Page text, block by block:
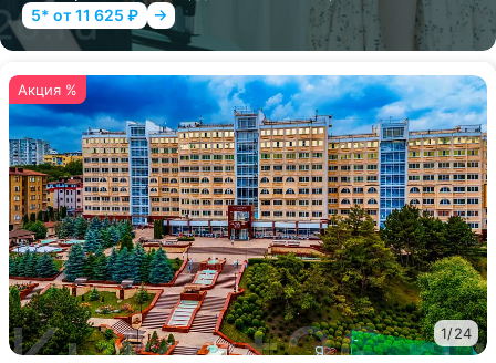
5* от 11 625 ₽
Акция %
1/24